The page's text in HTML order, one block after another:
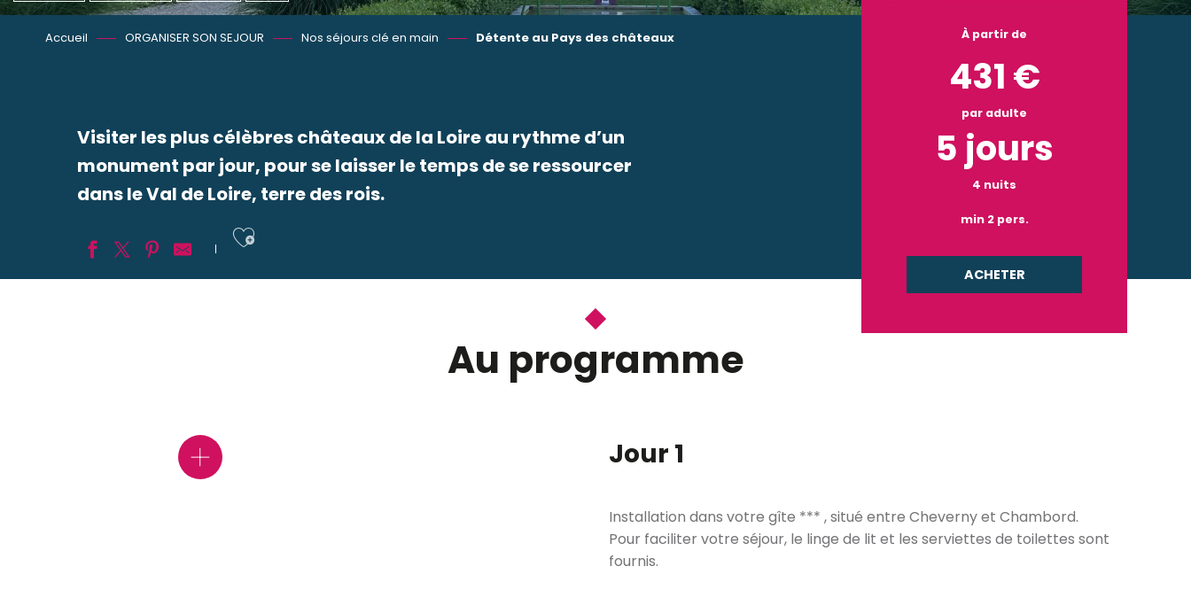
Accueil ORGANISER SON SEJOUR Nos séjours clé en main Détente au Pays des châteaux
Visiter les plus célèbres châteaux de la Loire au rythme d’un
monument par jour, pour se laisser le temps de se ressourcer
dans le Val de Loire, terre des rois.
Ajouter aux favoris
À partir de
431 €
par adulte
5 jours
4 nuits
min 2 pers.
ACHETER
Au programme
Jour 1
Installation dans votre gîte *** , situé entre Cheverny et Chambord.
Pour faciliter votre séjour, le linge de lit et les serviettes de toilettes sont
fournis.